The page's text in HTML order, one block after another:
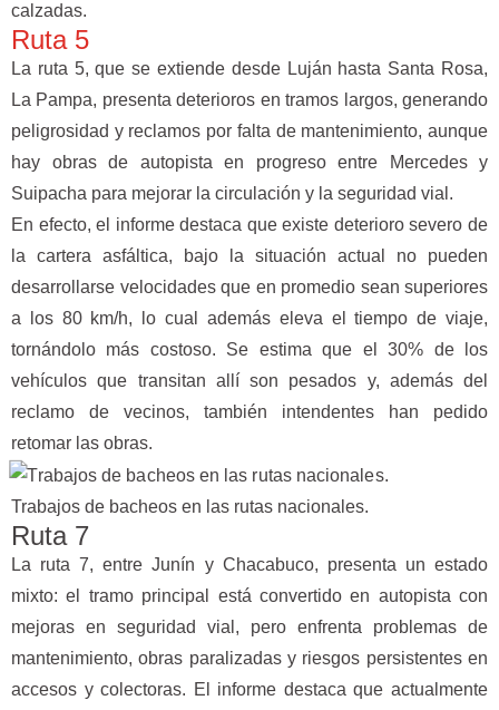
calzadas.
Ruta 5
La ruta 5, que se extiende desde Luján hasta Santa Rosa,
La Pampa, presenta deterioros en tramos largos, generando
peligrosidad y reclamos por falta de mantenimiento, aunque
hay obras de autopista en progreso entre Mercedes y
Suipacha para mejorar la circulación y la seguridad vial.
En efecto, el informe destaca que existe deterioro severo de
la cartera asfáltica, bajo la situación actual no pueden
desarrollarse velocidades que en promedio sean superiores
a los 80 km/h, lo cual además eleva el tiempo de viaje,
tornándolo más costoso. Se estima que el 30% de los
vehículos que transitan allí son pesados y, además del
reclamo de vecinos, también intendentes han pedido
retomar las obras.
Trabajos de bacheos en las rutas nacionales.
Ruta 7
La ruta 7, entre Junín y Chacabuco, presenta un estado
mixto: el tramo principal está convertido en autopista con
mejoras en seguridad vial, pero enfrenta problemas de
mantenimiento, obras paralizadas y riesgos persistentes en
accesos y colectoras. El informe destaca que actualmente